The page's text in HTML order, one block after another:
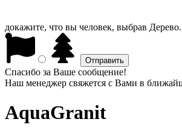
докажите, что вы человек, выбрав Дерево.
Спасибо за Ваше сообщение!
Наш менеджер свяжется с Вами в
AquaGranit